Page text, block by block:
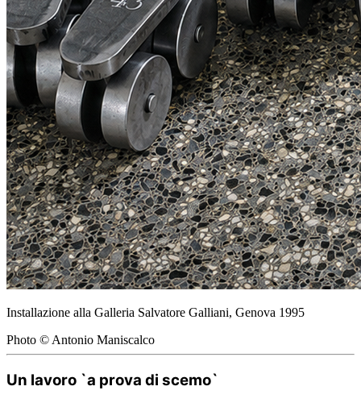
Installazione alla Galleria Salvatore Galliani, Genova 1995
Photo © Antonio Maniscalco
Un lavoro `a prova di scemo`